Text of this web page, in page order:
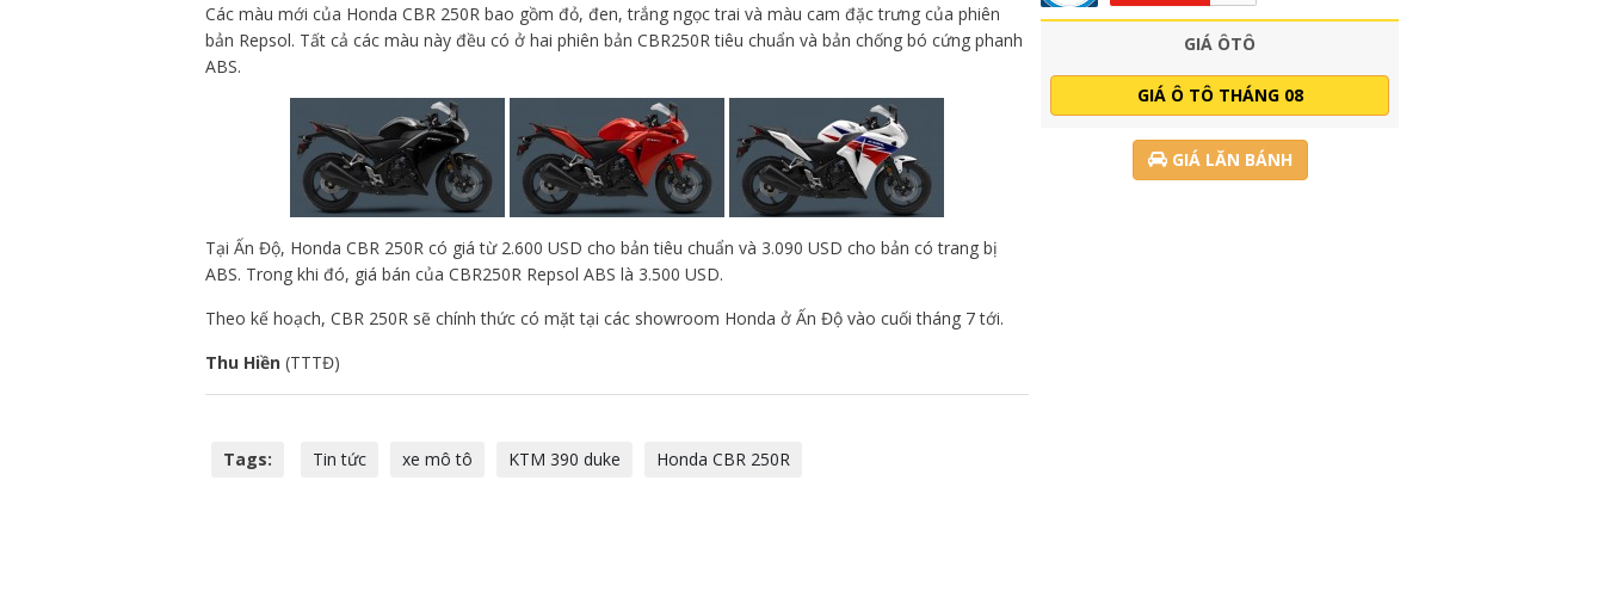
Các màu mới của Honda CBR 250R bao gồm đỏ, đen, trắng ngọc trai và màu cam đặc trưng của phiên
bản Repsol. Tất cả các màu này đều có ở hai phiên bản CBR250R tiêu chuẩn và bản chống bó cứng phanh
ABS.
Tại Ấn Độ, Honda CBR 250R có giá từ 2.600 USD cho bản tiêu chuẩn và 3.090 USD cho bản có trang bị
ABS. Trong khi đó, giá bán của CBR250R Repsol ABS là 3.500 USD.
Theo kế hoạch, CBR 250R sẽ chính thức có mặt tại các showroom Honda ở Ấn Độ vào cuối tháng 7 tới.
Thu Hiền (TTTĐ)
Tags: Tin tức xe mô tô KTM 390 duke Honda CBR 250R
GIÁ ÔTÔ
GIÁ Ô TÔ THÁNG 08
GIÁ LĂN BÁNH